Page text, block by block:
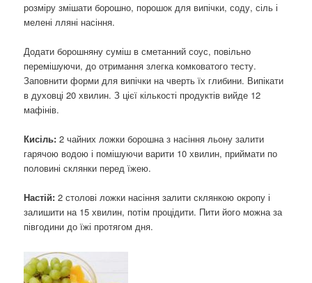
розміру змішати борошно, порошок для випічки, соду, сіль і
мелені лляні насіння.
Додати борошняну суміш в сметанний соус, повільно
перемішуючи, до отримання злегка комковатого тесту.
Заповнити форми для випічки на чверть їх глибини. Випікати
в духовці 20 хвилин. З цієї кількості продуктів вийде 12
мафінів.
Кисіль: 2 чайних ложки борошна з насіння льону залити
гарячою водою і помішуючи варити 10 хвилин, приймати по
половині склянки перед їжею.
Настій: 2 столові ложки насіння залити склянкою окропу і
залишити на 15 хвилин, потім процідити. Пити його можна за
півгодини до їжі протягом дня.